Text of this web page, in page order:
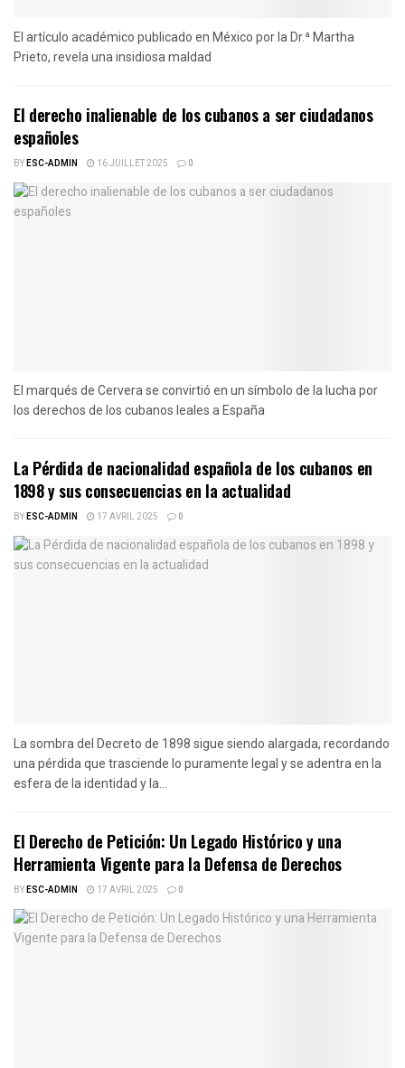
El artículo académico publicado en México por la Dr.ª Martha
Prieto, revela una insidiosa maldad
El derecho inalienable de los cubanos a ser ciudadanos
españoles
BYESC-ADMIN 16 JUILLET 2025 0
El marqués de Cervera se convirtió en un símbolo de la lucha por
los derechos de los cubanos leales a España
La Pérdida de nacionalidad española de los cubanos en
1898 y sus consecuencias en la actualidad
BYESC-ADMIN 17 AVRIL 2025 0
La sombra del Decreto de 1898 sigue siendo alargada, recordando
una pérdida que trasciende lo puramente legal y se adentra en la
esfera de la identidad y la...
El Derecho de Petición: Un Legado Histórico y una
Herramienta Vigente para la Defensa de Derechos
BYESC-ADMIN 17 AVRIL 2025 0